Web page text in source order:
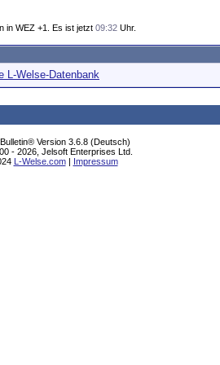
in WEZ +1. Es ist jetzt 09:32 Uhr.
Version 3.6.8 (Deutsch)
- 2026, Jelsoft Enterprises Ltd.
L-Welse.com| Impressum